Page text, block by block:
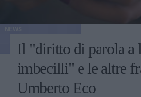
Il "diritto di parola a
imbecilli" e le altre
Umberto Eco